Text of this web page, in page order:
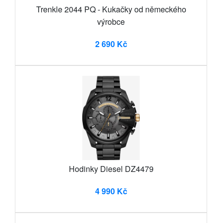
Trenkle 2044 PQ - Kukačky od německého
výrobce
2 690 Kč
Hodinky Diesel DZ4479
4 990 Kč